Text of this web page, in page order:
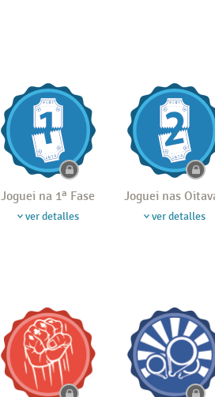
Joguei na 1ª Fase
ver detalles
Joguei nas
ver detalles